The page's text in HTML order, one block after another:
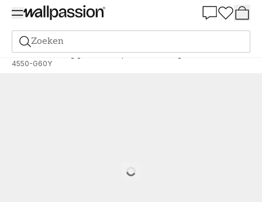
Zoeken
Verf Bestelling gebaseerd op NCS Bestelling door NCS
4550-G60Y
Loading…